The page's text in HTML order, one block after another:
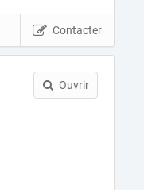
Contacter
Ouvrir